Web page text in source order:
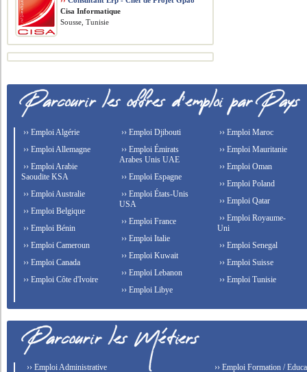
Cisa Informatique
Sousse, Tunisie
›› Emploi Algérie
›› Emploi Allemagne
›› Emploi Arabie
Saoudite KSA
›› Emploi Australie
›› Emploi Belgique
›› Emploi Bénin
›› Emploi Cameroun
›› Emploi Canada
›› Emploi Côte d'Ivoire
›› Emploi Djibouti
›› Emploi Émirats
Arabes Unis UAE
›› Emploi Espagne
›› Emploi États-Unis
USA
›› Emploi France
›› Emploi Italie
›› Emploi Kuwait
›› Emploi Lebanon
›› Emploi Libye
›› Emploi Maroc
›› Emploi Mauritanie
›› Emploi Oman
›› Emploi Poland
›› Emploi Qatar
›› Emploi Royaume-
Uni
›› Emploi Senegal
›› Emploi Suisse
›› Emploi Tunisie
›› Emploi Administrative
›› Emploi Formation /